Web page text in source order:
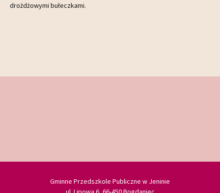
drożdżowymi bułeczkami.
Gminne Przedszkole Publiczne w Jeninie